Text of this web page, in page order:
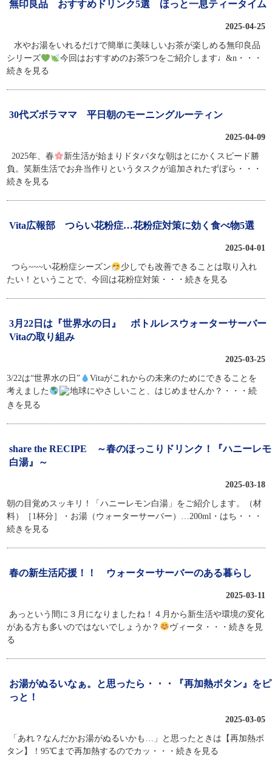
無印良品 おすすめドリンク5選 ほっと一息ティータイム
2025-04-25
水やお湯をいれるだけで簡単に美味しいお茶が楽しめる無印良品
シリーズ
今回はおすすめのお茶5つをご紹介します♩&n ・・・
続きを見る
30代ズボラママ 平日朝のモーニングルーティン
2025-04-09
2025年、春
新生活が始まりドタバタな朝はとにかくスピード勝
負。笑新生活でお弁当作りというタスクが追加されたずぼら ・・・
続きを見る
Vita広報部 つらい花粉症…花粉症対策に効く食べ物5選
2025-04-01
つら~~~い花粉症シーズン
少しでも改善できることは取り入れ
たい！ということで、今回は花粉症対策 ・・・続きを見る
3月22日は『世界水の日』 ボトルレスウォーターサーバー
Vitaの取り組み
2025-03-25
3/22は“世界水の日”
Vitaがこれからの未来のためにできることを
考えました
地球にやさしいこと、はじめませんか？ ・・・続
きを見る
share the RECIPE ～春のほっこりドリンク！『ハニーレ
白湯』～
2025-03-18
朝の目覚めスッキリ！「ハニーレモン白湯」をご紹介します。（材
料）［1杯分］・お湯（ウォーターサーバー）…200ml・はち ・・・
続きを見る
春の新生活応援！！ ウォーターサーバーのある暮らし
2025-03-11
あっという間に３月になりましたね！４月から新生活や環境の変化
がある方も多いのではないでしょうか？
ヴィータ ・・・続きを見
る
お湯がぬるいなぁ。と思ったら・・・『再加熱ボタン』を
っと！
2025-03-05
「あれ？なんだかお湯がぬるいかも…」と思ったときは【再加熱ボ
タン】！95℃まで再加熱するのでカッ ・・・続きを見る